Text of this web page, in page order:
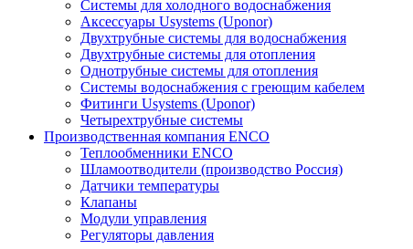
Cистемы для холодного водоснабжения
Аксессуары Usystems (Uponor)
Двухтрубные системы для водоснабжения
Двухтрубные системы для отопления
Однотрубные системы для отопления
Системы водоснабжения с греющим кабелем
Фитинги Usystems (Uponor)
Четырехтрубные системы
Производственная компания ENCO
Теплообменники ENCO
Шламоотводители (производство Россия)
Датчики температуры
Клапаны
Модули управления
Регуляторы давления